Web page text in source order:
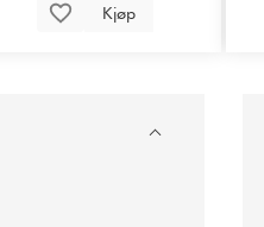
Kjøp